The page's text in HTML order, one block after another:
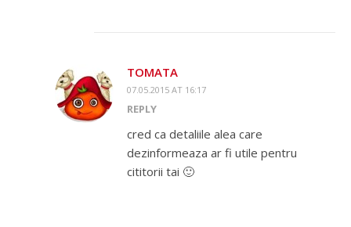
TOMATA
07.05.2015 AT 16:17
REPLY
cred ca detaliile alea care
dezinformeaza ar fi utile pentru
cititorii tai 🙂